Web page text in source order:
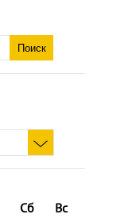
Сб
Вс